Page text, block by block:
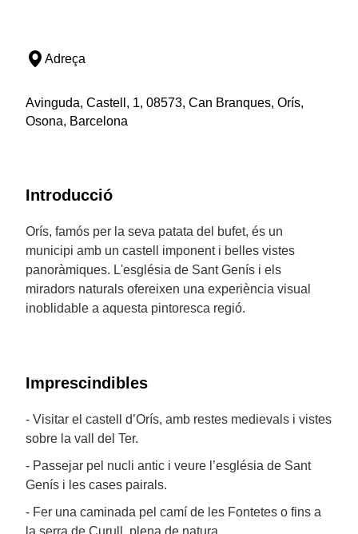
Adreça
Avinguda, Castell, 1, 08573, Can Branques, Orís,
Osona, Barcelona
Introducció
Orís, famós per la seva patata del bufet, és un
municipi amb un castell imponent i belles vistes
panoràmiques. L'església de Sant Genís i els
miradors naturals ofereixen una experiència visual
inoblidable a aquesta pintoresca regió.
Imprescindibles
- Visitar el castell d’Orís, amb restes medievals i vistes
sobre la vall del Ter.
- Passejar pel nucli antic i veure l’església de Sant
Genís i les cases pairals.
- Fer una caminada pel camí de les Fontetes o fins a
la serra de Curull, plena de natura.